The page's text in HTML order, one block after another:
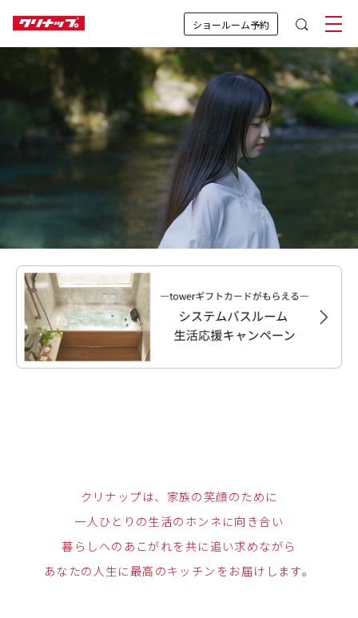
ショールーム予約
クリナップは、家族の笑顔のために
一人ひとりの生活のホンネに向き合い
暮らしへのあこがれを共に追い求めながら
あなたの人生に最高のキッチンをお届けします。